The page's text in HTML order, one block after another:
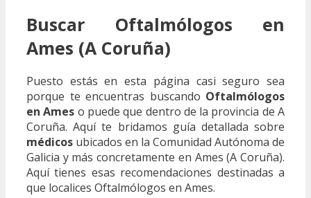
Buscar Oftalmólogos en
Ames (A Coruña)
Puesto estás en esta página casi seguro sea
porque te encuentras buscando Oftalmólogos
en Ames o puede que dentro de la provincia de A
Coruña. Aquí te bridamos guía detallada sobre
médicos ubicados en la Comunidad Autónoma de
Galicia y más concretamente en Ames (A Coruña).
Aquí tienes esas recomendaciones destinadas a
que localices Oftalmólogos en Ames.